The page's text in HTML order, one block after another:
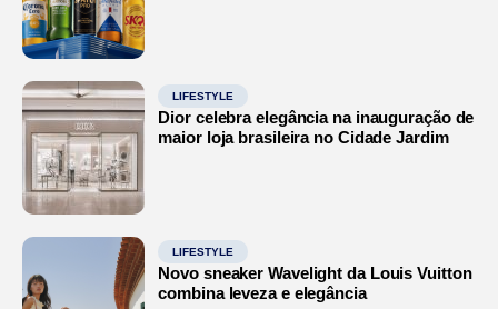
LIFESTYLE
Dior celebra elegância na inauguração de
maior loja brasileira no Cidade Jardim
LIFESTYLE
Novo sneaker Wavelight da Louis Vuitton
combina leveza e elegância